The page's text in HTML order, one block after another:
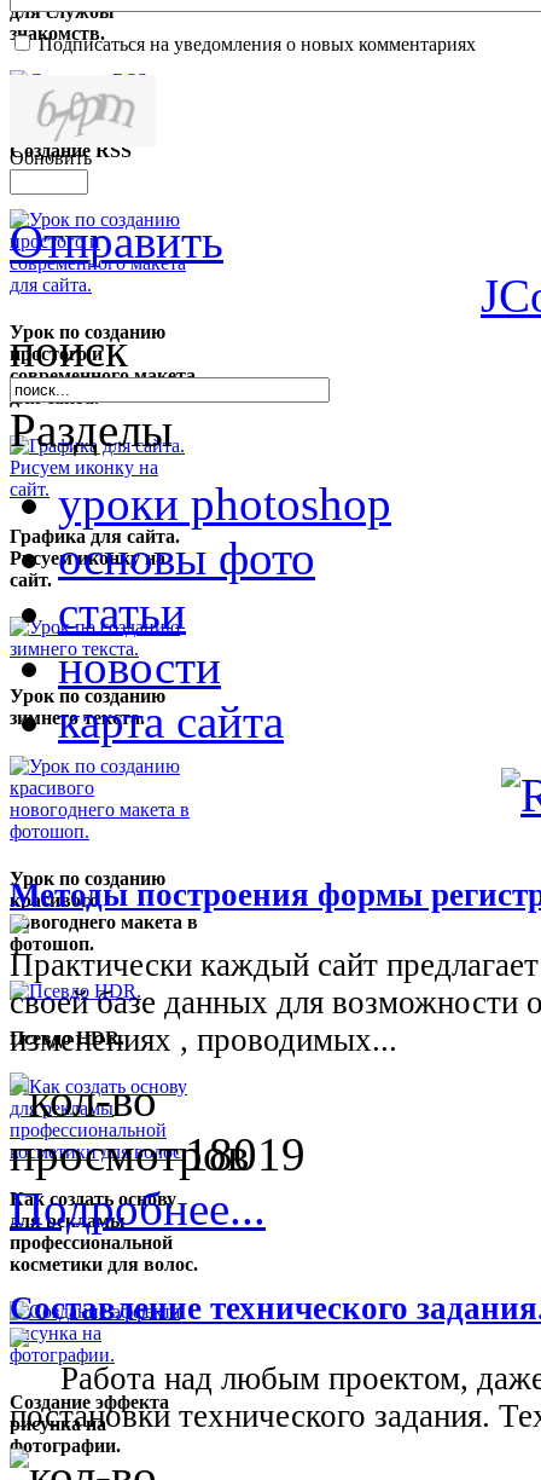
для службы
знакомств.
Создание RSS
иконки.
Урок по созданию
простого и
современного макета
для сайта.
Графика для сайта.
Рисуем иконку на
сайт.
Урок по созданию
зимнего текста.
Урок по созданию
красивого
новогоднего макета в
фотошоп.
Псевдо HDR.
Как создать основу
для рекламы
профессиональной
косметики для волос.
Создание эффекта
рисунка на
фотографии.
Подписаться на уведомления о новых комментариях
Обновить
Отправить
поиск
Разделы
уроки photoshop
основы фото
статьи
новости
карта сайта
Методы построения формы
Практически каждый сайт
своей базе данных для возможности
изменениях , проводимых...
18019
Подробнее...
Составление технического
Работа над любым проектом, даже
постановки технического задания.